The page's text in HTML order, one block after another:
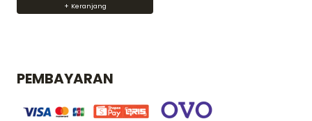
+ Keranjang
PEMBAYARAN